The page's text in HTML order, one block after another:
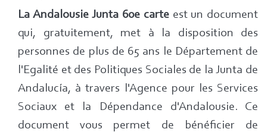
La Andalousie Junta 60e carte est un document
qui, gratuitement, met à la disposition des
personnes de plus de 65 ans le Département de
l'Egalité et des Politiques Sociales de la Junta de
Andalucía, à travers l'Agence pour les Services
Sociaux et la Dépendance d'Andalousie. Ce
document vous permet de bénéficier de